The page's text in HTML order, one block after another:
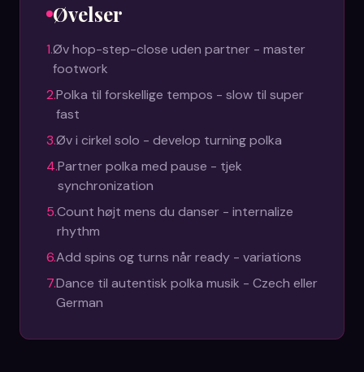
Øvelser
1.Øv hop-step-close uden partner - master
footwork
2.Polka til forskellige tempos - slow til super
fast
3.Øv i cirkel solo - develop turning polka
4.Partner polka med pause - tjek
synchronization
5.Count højt mens du danser - internalize
rhythm
6.Add spins og turns når ready - variations
7.Dance til autentisk polka musik - Czech eller
German